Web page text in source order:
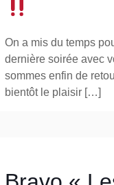
On a mis du temps
dernière soirée avec
sommes enfin de
bientôt le plaisir […]